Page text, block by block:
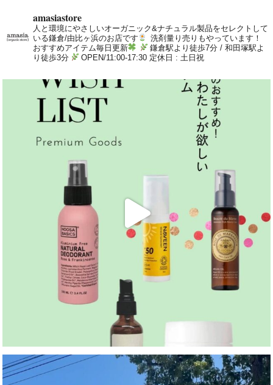
amasiastore
人と環境にやさしいオーガニック&ナチュラル製品をセレクトして
いる鎌倉/由比ヶ浜のお店です
洗剤量り売りもやっています！
おすすめアイテム毎日更新
鎌倉駅より徒歩7分 / 和田塚駅よ
り徒歩3分
OPEN/11:00-17:30 定休日 : 土日祝